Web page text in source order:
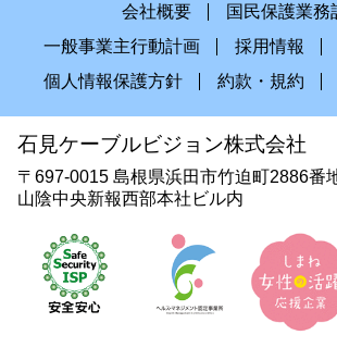
会社概要
国民保護業務
一般事業主行動計画
採用情報
個人情報保護方針
約款・規約
石見ケーブルビジョン株式会社
〒697-0015 島根県浜田市竹迫町2886番
山陰中央新報西部本社ビル内